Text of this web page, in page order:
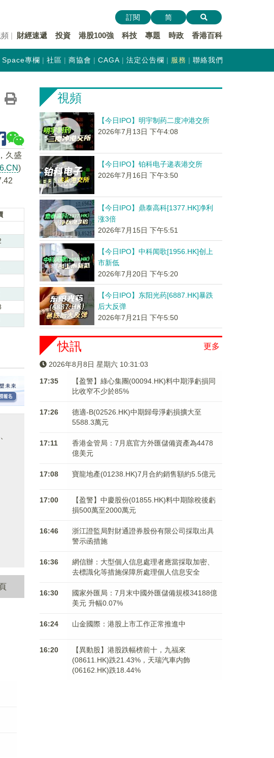
財經速遞 投資 港股100強 科技 專題 時政 香港百科
訂閱 简
專欄 社區 商協會 CAGA 法定公告欄 服務 聯絡我們
久盛
)
視頻
【今日IPO】明宇制药二度冲港交所
2026年7月13日 下午4:08
【今日IPO】铂科电子递表港交所
2026年7月16日 下午3:50
【今日IPO】鼎泰高科[1377.HK]净利
涨3倍
2026年7月15日 下午5:51
【今日IPO】中科闻歌[1956.HK]创上
市新低
2026年7月20日 下午5:20
【今日IPO】东阳光药[6887.HK]暴跌
后大反弹
2026年7月21日 下午5:50
更多
快訊
2026年8月8日 星期六 10:31:04
17:35
【盈警】綠心集團(00094.HK)料中期淨虧損同
比收窄不少於85%
17:26
德適-B(02526.HK)中期歸母淨虧損擴大至
5588.3萬元
17:11
香港金管局：7月底官方外匯儲備資產為4478
億美元
17:08 寶龍地產(01238.HK)7月合約銷售額約5.5億元
17:00
【盈警】中慶股份(01855.HK)料中期除稅後虧
損500萬至2000萬元
16:46
浙江證監局對財通證券股份有限公司採取出具
警示函措施
16:36
網信辦：大型個人信息處理者應當採取加密、
去標識化等措施保障所處理個人信息安全
16:30
國家外匯局：7月末中國外匯儲備規模34188億
美元 升幅0.07%
16:24 山金國際：港股上市工作正常推進中
16:20
【異動股】港股跌幅榜前十，九福來
(08611.HK)跌21.43%，天瑞汽車内飾
(06162.HK)跌18.44%